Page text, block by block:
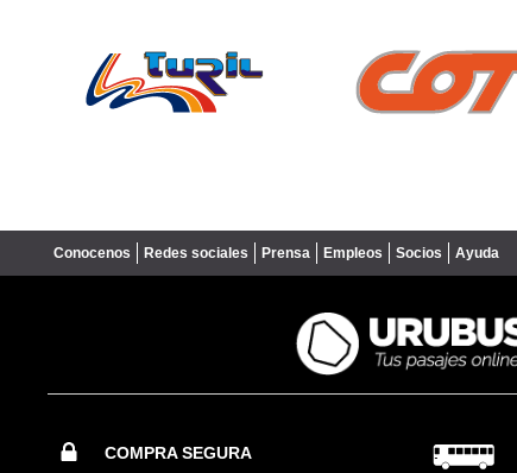
Conocenos Redes sociales Prensa Empleos Socios Ayuda
COMPRA SEGURA